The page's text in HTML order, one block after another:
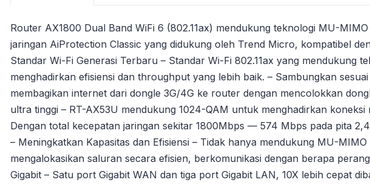
Router AX1800 Dual Band WiFi 6 (802.11ax) mendukung teknologi MU-
jaringan AiProtection Classic yang didukung oleh Trend Micro, kompatibel
Standar Wi-Fi Generasi Terbaru – Standar Wi-Fi 802.11ax yang mendukung
menghadirkan efisiensi dan throughput yang lebih baik. – Sambungkan
membagikan internet dari dongle 3G/4G ke router dengan mencolokkan
ultra tinggi – RT-AX53U mendukung 1024-QAM untuk menghadirkan
Dengan total kecepatan jaringan sekitar 1800Mbps — 574 Mbps pada pita
– Meningkatkan Kapasitas dan Efisiensi – Tidak hanya mendukung MU-
mengalokasikan saluran secara efisien, berkomunikasi dengan berapa
Gigabit – Satu port Gigabit WAN dan tiga port Gigabit LAN, 10X lebih cepat